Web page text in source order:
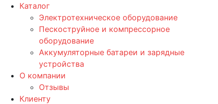
Каталог
Электротехническое оборудование
Пескоструйное и компрессорное
оборудование
Аккумуляторные батареи и зарядные
устройства
О компании
Отзывы
Клиенту